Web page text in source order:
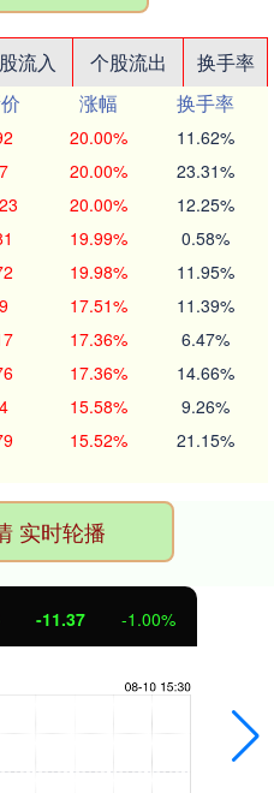
流入 个股流出
换手率
涨幅
换手率
20.00% 11.62%
20.00% 23.31%
20.00% 12.25%
19.99% 0.58%
19.98% 11.95%
17.51% 11.39%
17.36% 6.47%
17.36% 14.66%
15.58% 9.26%
15.52% 21.15%
实时轮播
-11.37 -1.00%